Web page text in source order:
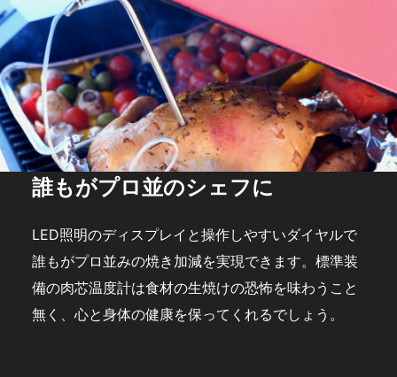
誰もがプロ並のシェフに
LED照明のディスプレイと操作しやすいダイヤルで
誰もがプロ並みの焼き加減を実現できます。標準装
備の肉芯温度計は食材の生焼けの恐怖を味わうこと
無く、心と身体の健康を保ってくれるでしょう。